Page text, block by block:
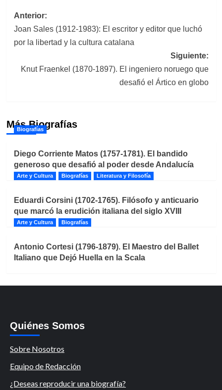
Navegación
de
entradas
Anterior:
Joan Sales (1912-1983): El escritor y editor que luchó
por la libertad y la cultura catalana
Siguiente:
Knut Fraenkel (1870-1897). El ingeniero noruego que
desafió el Ártico en globo
Más Biografías
Biografías
Diego Corriente Matos (1757-1781). El bandido
generoso que desafió al poder desde Andalucía
Arte y Cultura Biografías Literatura y Filosofía
Eduardi Corsini (1702-1765). Filósofo y anticuario
que marcó la erudición italiana del siglo XVIII
Arte y Cultura Biografías
Antonio Cortesi (1796-1879). El Maestro del Ballet
Italiano que Dejó Huella en la Scala
Quiénes Somos
Sobre Nosotros
Equipo de Redacción
¿Deseas reproducir una biografía?